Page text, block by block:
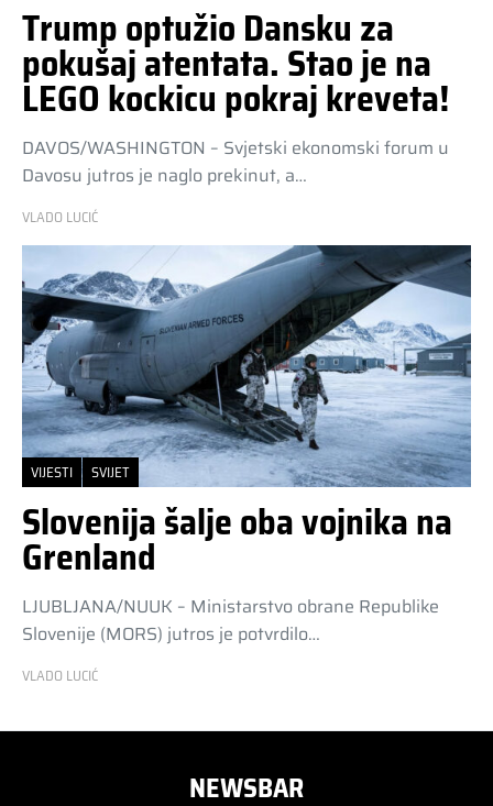
Trump optužio Dansku za
pokušaj atentata. Stao je na
LEGO kockicu pokraj kreveta!
DAVOS/WASHINGTON – Svjetski ekonomski forum u
Davosu jutros je naglo prekinut, a…
VLADO LUCIĆ
VIJESTI SVIJET
Slovenija šalje oba vojnika na
Grenland
LJUBLJANA/NUUK – Ministarstvo obrane Republike
Slovenije (MORS) jutros je potvrdilo…
VLADO LUCIĆ
NEWSBAR